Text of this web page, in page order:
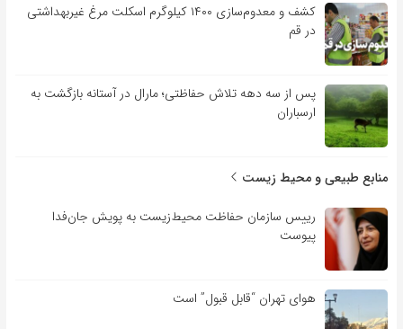
کشف و معدوم‌سازی ۱۴۰۰ کیلوگرم اسکلت مرغ غیربهداشتی
در قم
پس از سه دهه تلاش حفاظتی؛ مارال در آستانه بازگشت به
ارسباران
منابع طبیعی و محیط زیست
رییس سازمان حفاظت محیط‌زیست به پویش جان‌فدا
پیوست
هوای تهران “قابل قبول” است